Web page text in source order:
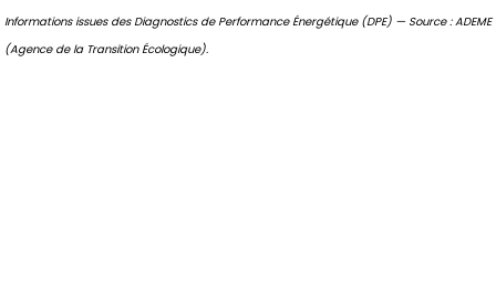
Informations issues des Diagnostics de Performance Énergétique (DPE) — Source : ADEME
(Agence de la Transition Écologique).